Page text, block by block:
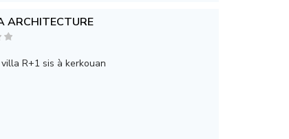
ARCHITECTURE
R+1 sis à kerkouan